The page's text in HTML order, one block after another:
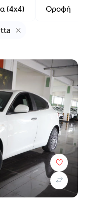
(4x4) Οροφή